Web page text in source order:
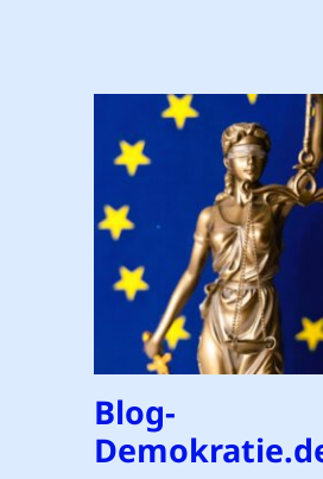
Blog-